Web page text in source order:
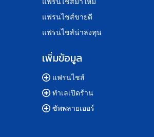
แฟรนไชส์ขายดี
แฟรนไชส์น่าลงทุน
เพิ่มข้อมูล
แฟรนไชส์
ทำเลเปิดร้าน
ซัพพลายเออร์